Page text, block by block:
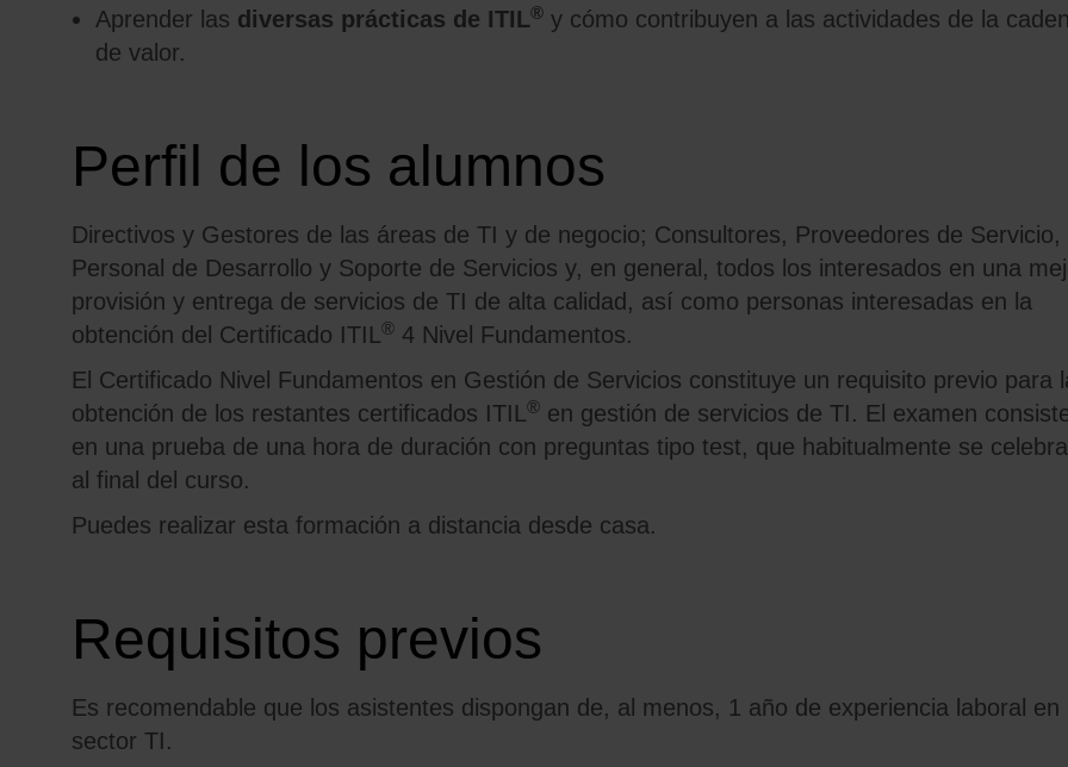
Aprender las diversas prácticas de ITIL® y cómo contribuyen a las actividades de la
de valor.
Perfil de los alumnos
Directivos y Gestores de las áreas de TI y de negocio; Consultores, Proveedores de Servicio,
Personal de Desarrollo y Soporte de Servicios y, en general, todos los interesados en una
provisión y entrega de servicios de TI de alta calidad, así como personas interesadas en la
obtención del Certificado ITIL ® 4 Nivel Fundamentos.
El Certificado Nivel Fundamentos en Gestión de Servicios constituye un requisito previo para
obtención de los restantes certificados ITIL ® en gestión de servicios de TI. El examen
en una prueba de una hora de duración con preguntas tipo test, que habitualmente se celebra
al final del curso.
Puedes realizar esta formación a distancia desde casa.
Requisitos previos
Es recomendable que los asistentes dispongan de, al menos, 1 año de experiencia laboral en
sector TI.